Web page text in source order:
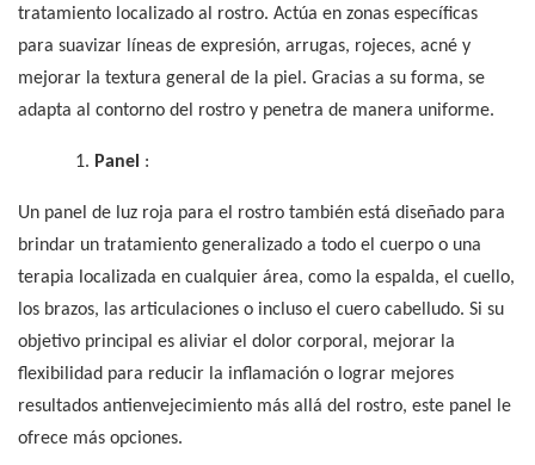
tratamiento localizado al rostro. Actúa en zonas específicas
para suavizar líneas de expresión, arrugas, rojeces, acné y
mejorar la textura general de la piel. Gracias a su forma, se
adapta al contorno del rostro y penetra de manera uniforme.
1. Panel :
Un panel de luz roja para el rostro también está diseñado para
brindar un tratamiento generalizado a todo el cuerpo o una
terapia localizada en cualquier área, como la espalda, el cuello,
los brazos, las articulaciones o incluso el cuero cabelludo. Si su
objetivo principal es aliviar el dolor corporal, mejorar la
flexibilidad para reducir la inflamación o lograr mejores
resultados antienvejecimiento más allá del rostro, este panel le
ofrece más opciones.